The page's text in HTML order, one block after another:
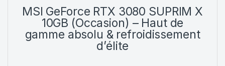
MSI GeForce RTX 3080 SUPRIM X
10GB (Occasion) – Haut de
gamme absolu & refroidissement
d’élite